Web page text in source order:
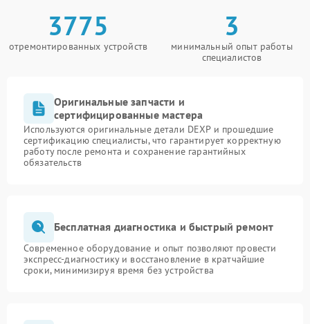
3775
отремонтированных устройств
3
минимальный опыт работы
специалистов
Оригинальные запчасти и
сертифицированные мастера
Используются оригинальные детали DEXP и прошедшие
сертификацию специалисты, что гарантирует корректную
работу после ремонта и сохранение гарантийных
обязательств
Бесплатная диагностика и быстрый ремонт
Современное оборудование и опыт позволяют провести
экспресс-диагностику и восстановление в кратчайшие
сроки, минимизируя время без устройства